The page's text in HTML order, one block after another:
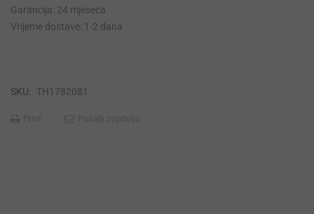
Garancija: 24 mjeseca
Vrijeme dostave: 1-2 dana
SKU: TH1782081